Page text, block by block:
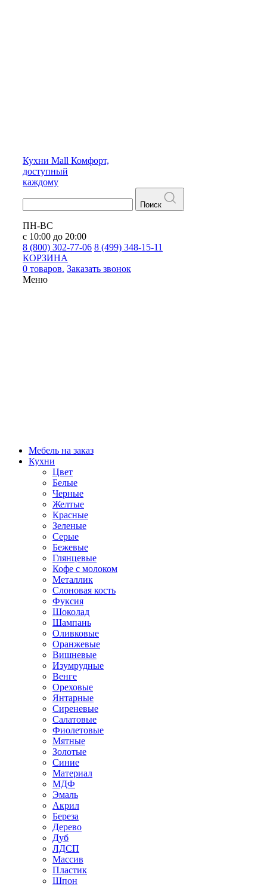
Кухни Mall Комфорт,
доступный
каждому
Поиск
ПН-ВС
с 10:00 до 20:00
8 (800) 302-77-06 8 (499) 348-15-11
КОРЗИНА
0 товаров. Заказать звонок
Меню
Мебель на заказ
Кухни
Цвет
Белые
Черные
Желтые
Красные
Зеленые
Серые
Бежевые
Глянцевые
Кофе с молоком
Металлик
Слоновая кость
Фуксия
Шоколад
Шампань
Оливковые
Оранжевые
Вишневые
Изумрудные
Венге
Ореховые
Янтарные
Сиреневые
Салатовые
Фиолетовые
Мятные
Золотые
Синие
Материал
МДФ
Эмаль
Акрил
Береза
Дерево
Дуб
ЛДСП
Массив
Пластик
Шпон